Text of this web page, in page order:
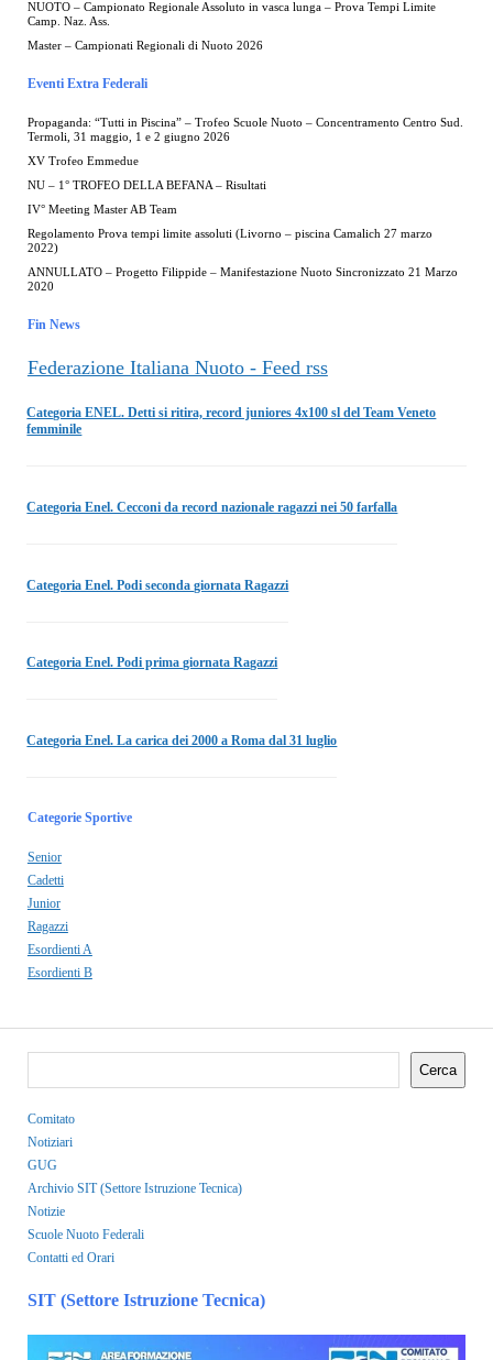
NUOTO – Campionato Regionale Assoluto in vasca lunga – Prova Tempi Limite
Camp. Naz. Ass.
Master – Campionati Regionali di Nuoto 2026
Eventi Extra Federali
Propaganda: “Tutti in Piscina” – Trofeo Scuole Nuoto – Concentramento Centro Sud.
Termoli, 31 maggio, 1 e 2 giugno 2026
XV Trofeo Emmedue
NU – 1° TROFEO DELLA BEFANA – Risultati
IV° Meeting Master AB Team
Regolamento Prova tempi limite assoluti (Livorno – piscina Camalich 27 marzo
2022)
ANNULLATO – Progetto Filippide – Manifestazione Nuoto Sincronizzato 21 Marzo
2020
Fin News
Federazione Italiana Nuoto - Feed rss
Categoria ENEL. Detti si ritira, record juniores 4x100 sl del Team Veneto
femminile
Categoria Enel. Cecconi da record nazionale ragazzi nei 50 farfalla
Categoria Enel. Podi seconda giornata Ragazzi
Categoria Enel. Podi prima giornata Ragazzi
Categoria Enel. La carica dei 2000 a Roma dal 31 luglio
Categorie Sportive
Senior
Cadetti
Junior
Ragazzi
Esordienti A
Esordienti B
Cerca
Comitato
Notiziari
GUG
Archivio SIT (Settore Istruzione Tecnica)
Notizie
Scuole Nuoto Federali
Contatti ed Orari
SIT (Settore Istruzione Tecnica)